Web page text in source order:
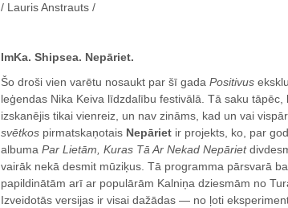
/ Lauris Anstrauts /
ImKa. Shipsea. Nepāriet.
Šo droši vien varētu nosaukt par šī gada Positivus
leģendas Nika Keiva līdzdalību festivālā. Tā saku
izskanējis tikai vienreiz, un nav zināms, kad un vai
svētkos pirmatskaņotais Nepāriet ir projekts, ko, par
albuma Par Lietām, Kuras Tā Ar Nekad Nepāriet
vairāk nekā desmit mūziķus. Tā programma pārsvarā
papildinātām arī ar populārām Kalniņa dziesmām no
Izveidotās versijas ir visai dažādas — no ļoti